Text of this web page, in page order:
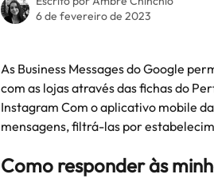
6 de fevereiro de 2023
As Business Messages do Google
com as lojas através das fichas do
Instagram Com o aplicativo mobile
mensagens, filtrá-las por
Como responder às